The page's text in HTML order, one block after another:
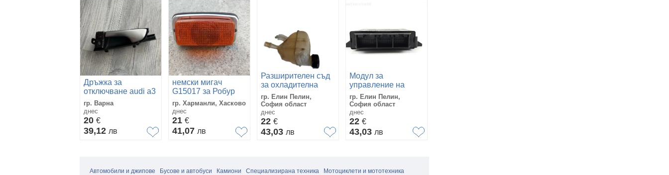
Дръжка за
отключване audi a3
гр. Варна
днес
20 €
39,12 лв
немски мигач
G15017 за Робур
гр. Харманли, Хасково
днес
21 €
41,07 лв
Разширителен съд
за охладителна
течност за Peugeot
508 OEM 2.0 HDi
(2012) #2466
гр. Елин Пелин,
София област
днес
22 €
43,03 лв
Модул за
управление на
парктроник за Kia
Optima 1.7 CRDi
(2012) 96880-2T000
гр. Елин Пелин,
София област
днес
22 €
43,03 лв
Автомобили и джипове Бусове и автобуси Камиони Специализирана техника
Мотоциклети и мототехника